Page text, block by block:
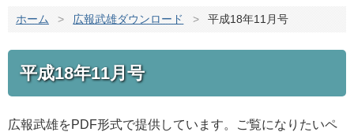
ホーム > 広報武雄ダウンロード > 平成18年11月号
平成18年11月号
広報武雄をPDF形式で提供しています。ご覧になりたいペ